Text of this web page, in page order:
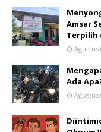
Amsar
Terpilih
Agustus
Ada
Agustus